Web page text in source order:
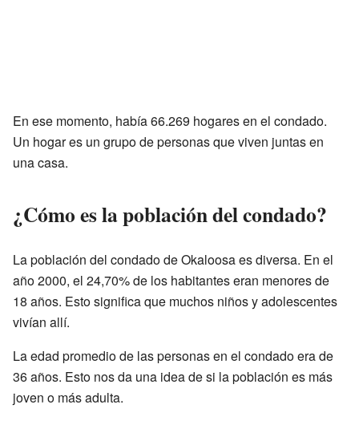
En ese momento, había 66.269 hogares en el condado.
Un hogar es un grupo de personas que viven juntas en
una casa.
¿Cómo es la población del condado?
La población del condado de Okaloosa es diversa. En el
año 2000, el 24,70% de los habitantes eran menores de
18 años. Esto significa que muchos niños y adolescentes
vivían allí.
La edad promedio de las personas en el condado era de
36 años. Esto nos da una idea de si la población es más
joven o más adulta.